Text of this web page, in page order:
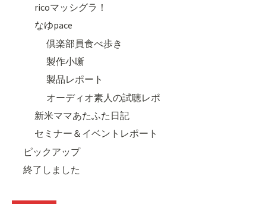
ricoマッシグラ！
なゆpace
倶楽部員食べ歩き
製作小噺
製品レポート
オーディオ素人の試聴レポ
新米ママあたふた日記
セミナー＆イベントレポート
ピックアップ
終了しました